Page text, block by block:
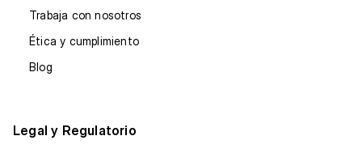
Trabaja con nosotros
Ética y cumplimiento
Blog
Legal y Regulatorio